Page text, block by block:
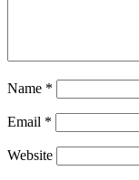
Name *
Email *
Website